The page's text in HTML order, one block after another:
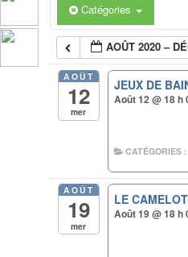
Facebook(ouvre
dans
une
nouvelle
fenêtre)
(ouvre
dans
une
nouvelle
fenêtre)
dans
une
nouvelle
fenêtre)
Catégories
AOÛT 2020 –
AOÛT
12
mer
JEUX DE
Août 12 @ 18 h
CATÉGORIES :
AOÛT
19
mer
LE
Août 19 @ 18 h